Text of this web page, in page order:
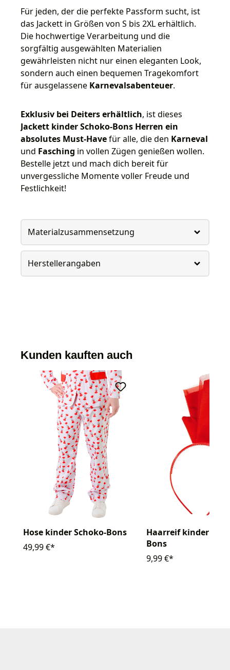
Für jeden, der die perfekte Passform sucht, ist
das Jackett in Größen von S bis 2XL erhältlich.
Die hochwertige Verarbeitung und die
sorgfältig ausgewählten Materialien
gewährleisten nicht nur einen eleganten Look,
sondern auch einen bequemen Tragekomfort
für ausgelassene Karnevalsabenteuer.
Exklusiv bei Deiters erhältlich, ist dieses
Jackett kinder Schoko-Bons Herren ein
absolutes Must-Havefür alle, die den Karneval
und Fasching in vollen Zügen genießen wollen.
Bestelle jetzt und mach dich bereit für
unvergessliche Momente voller Freude und
Festlichkeit!
Materialzusammensetzung
Herstellerangaben
Kunden kauften auch
Hose kinder Schoko-Bons
49,99 €*
Haarreif kinder
Bons
9,99 €*